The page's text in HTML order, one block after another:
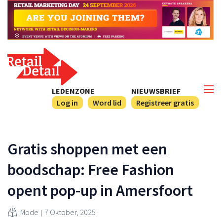
NIEUWSBRIEF
Registreer gratis
LEDENZONE
Log in
Word lid
Gratis shoppen met een
boodschap: Free Fashion
opent pop-up in Amersfoort
Mode 7 Oktober, 2025